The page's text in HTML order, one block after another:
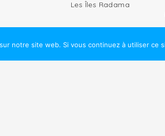
Les Îles Radama
notre site web. Si vous continuez à utiliser ce